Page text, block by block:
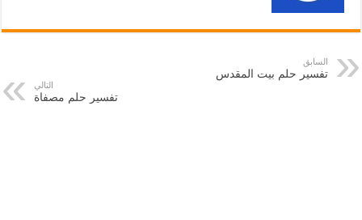
السابق
تفسير حلم بيت المقدس
التالي
تفسير حلم مصفاة